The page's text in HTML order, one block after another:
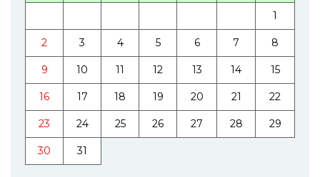
1
2 3 4 5 6 7 8
9 10 11 12 13 14 15
16 17 18 19 20 21 22
23 24 25 26 27 28 29
30 31